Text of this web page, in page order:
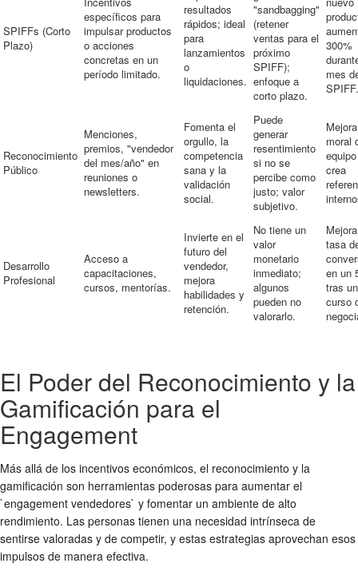
SPIFFs (Corto
Plazo)
específicos para
impulsar productos
o acciones
concretas en un
período limitado.
resultados
rápidos; ideal
para
lanzamientos
o
liquidaciones.
"sandbagging"
(retener
ventas para el
próximo
SPIFF);
enfoque a
corto plazo.
300%
mes
SPIFF.
Reconocimiento
Público
Menciones,
premios, "vendedor
del mes/año" en
reuniones o
newsletters.
Fomenta el
orgullo, la
competencia
sana y la
validación
social.
Puede
generar
resentimiento
si no se
percibe como
justo; valor
subjetivo.
moral
crea
Desarrollo
Profesional
Acceso a
capacitaciones,
cursos, mentorías.
Invierte en el
futuro del
vendedor,
mejora
habilidades y
retención.
No tiene un
valor
monetario
inmediato;
algunos
pueden no
valorarlo.
tasa
en un
tras un
curso
El Poder del Reconocimiento y la
Gamificación para el
Engagement
Más allá de los incentivos económicos, el reconocimiento y la
gamificación son herramientas poderosas para aumentar el
`engagement vendedores` y fomentar un ambiente de alto
rendimiento. Las personas tienen una necesidad intrínseca de
sentirse valoradas y de competir, y estas estrategias aprovechan esos
impulsos de manera efectiva.